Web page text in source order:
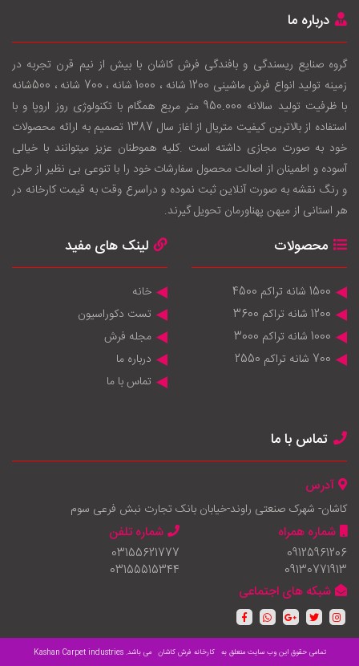
درباره ما
گروه صنایع ریسندگی و بافندگی فرش کاشان با بيش از نيم قرن تجربه در
زمينه توليد انواع فرش ماشینی 1200 شانه ، 1000 شانه ، 700 شانه ، 500شانه
با ظرفيت توليد سالانه 950.000 متر مربع همگام با تکنولوژی روز اروپا و با
استفاده از بالاترين کيفيت متريال از اغاز سال 1387 تصميم به ارائه محصولات
خود به صورت مجازی داشته است .کليه هموطنان عزيز ميتوانند با خيالی
آسوده و اطمينان از اصالت محصول سفارشات خود را با تنوعی بی نظير از طرح
و رنگ نقشه به صورت آنلاين ثبت نموده و دراسرع وقت به قيمت کارخانه در
هر استانی از ميهن پهناورمان تحويل گيرند.
محصولات
1500 شانه تراکم 4500
1200 شانه تراکم 3600
1000 شانه تراکم 3000
700 شانه تراکم 2550
لینک های مفید
خانه
تست دکوراسیون
مجله فرش
درباره ما
تماس با ما
تماس با ما
آدرس
کاشان- شهرک صنعتی راوند-خیابان بانک تجارت نبش فرعی سوم
شماره همراه
09125961206
09130771913
شماره تلفن
03155621777
03155515344
شبکه های اجتماعی
تمامی حقوق این وب سایت متعلق به کارخانه فرش کاشان می باشد. Kashan Carpet industries